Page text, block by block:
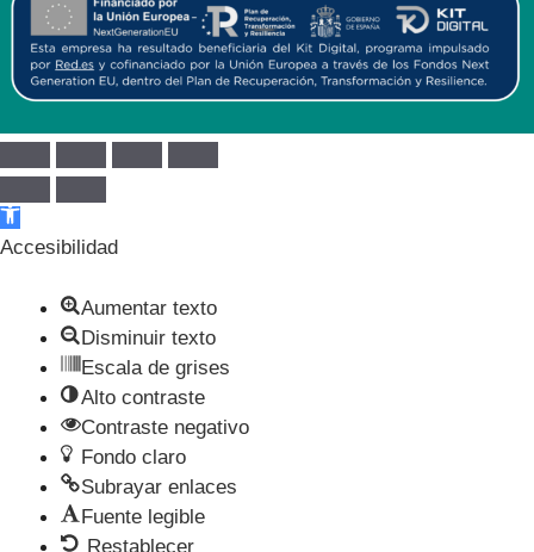
Abrir barra de herramientas
Accesibilidad
Aumentar texto
Disminuir texto
Escala de grises
Alto contraste
Contraste negativo
Fondo claro
Subrayar enlaces
Fuente legible
Restablecer